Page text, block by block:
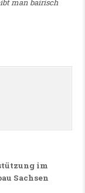
man bairisch
im
Sachsen